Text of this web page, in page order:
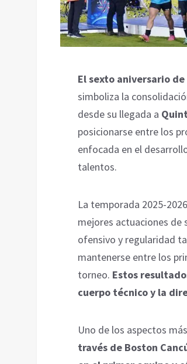
El sexto aniversario de
simboliza la
desde su llegada a
posicionarse entre los
enfocada en el
talentos.
La temporada 2025-
mejores actuaciones
ofensivo y regularidad
mantenerse entre los
torneo. Estos
cuerpo técnico y la
Uno de los aspectos
través de Boston